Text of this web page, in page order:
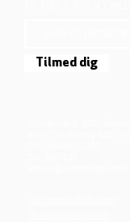
Tilmed dig